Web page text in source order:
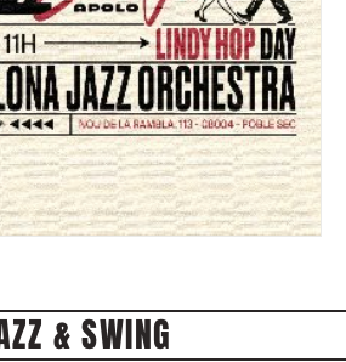
& SWING